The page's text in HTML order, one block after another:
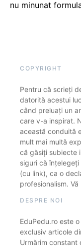
nu minunat
COPYRIGHT
Pentru că scrieți
datorită acestui
când preluați un
care v-a inspirat.
această conduită
mult mai multă
că găsiți subiecte
siguri că
(cu link), ca o
profesionalism. Vă
DESPRE NOI
EduPedu.ro este
exclusiv articole
Urmărim constant